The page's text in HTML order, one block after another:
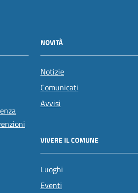
NOVITÀ
Notizie
Comunicati
Avvisi
VIVERE IL COMUNE
Luoghi
Eventi